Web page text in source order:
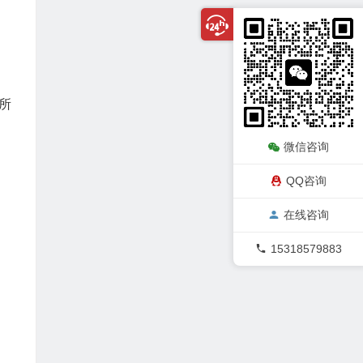
微信咨询
QQ咨询
在线咨询
15318579883